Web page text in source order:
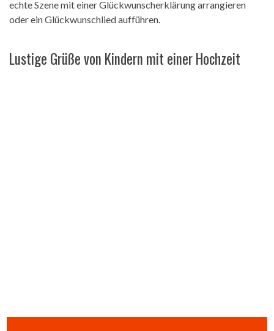
echte Szene mit einer Glückwunscherklärung arrangieren
oder ein Glückwunschlied aufführen.
Lustige Grüße von Kindern mit einer Hochzeit